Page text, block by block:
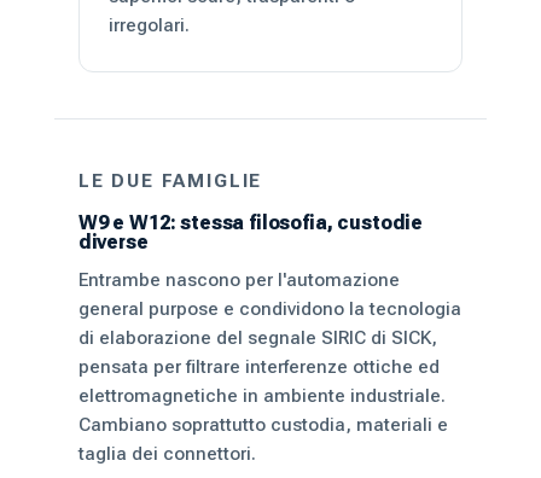
irregolari.
LE DUE FAMIGLIE
W9 e W12: stessa filosofia, custodie
diverse
Entrambe nascono per l'automazione
general purpose e condividono la tecnologia
di elaborazione del segnale SIRIC di SICK,
pensata per filtrare interferenze ottiche ed
elettromagnetiche in ambiente industriale.
Cambiano soprattutto custodia, materiali e
taglia dei connettori.